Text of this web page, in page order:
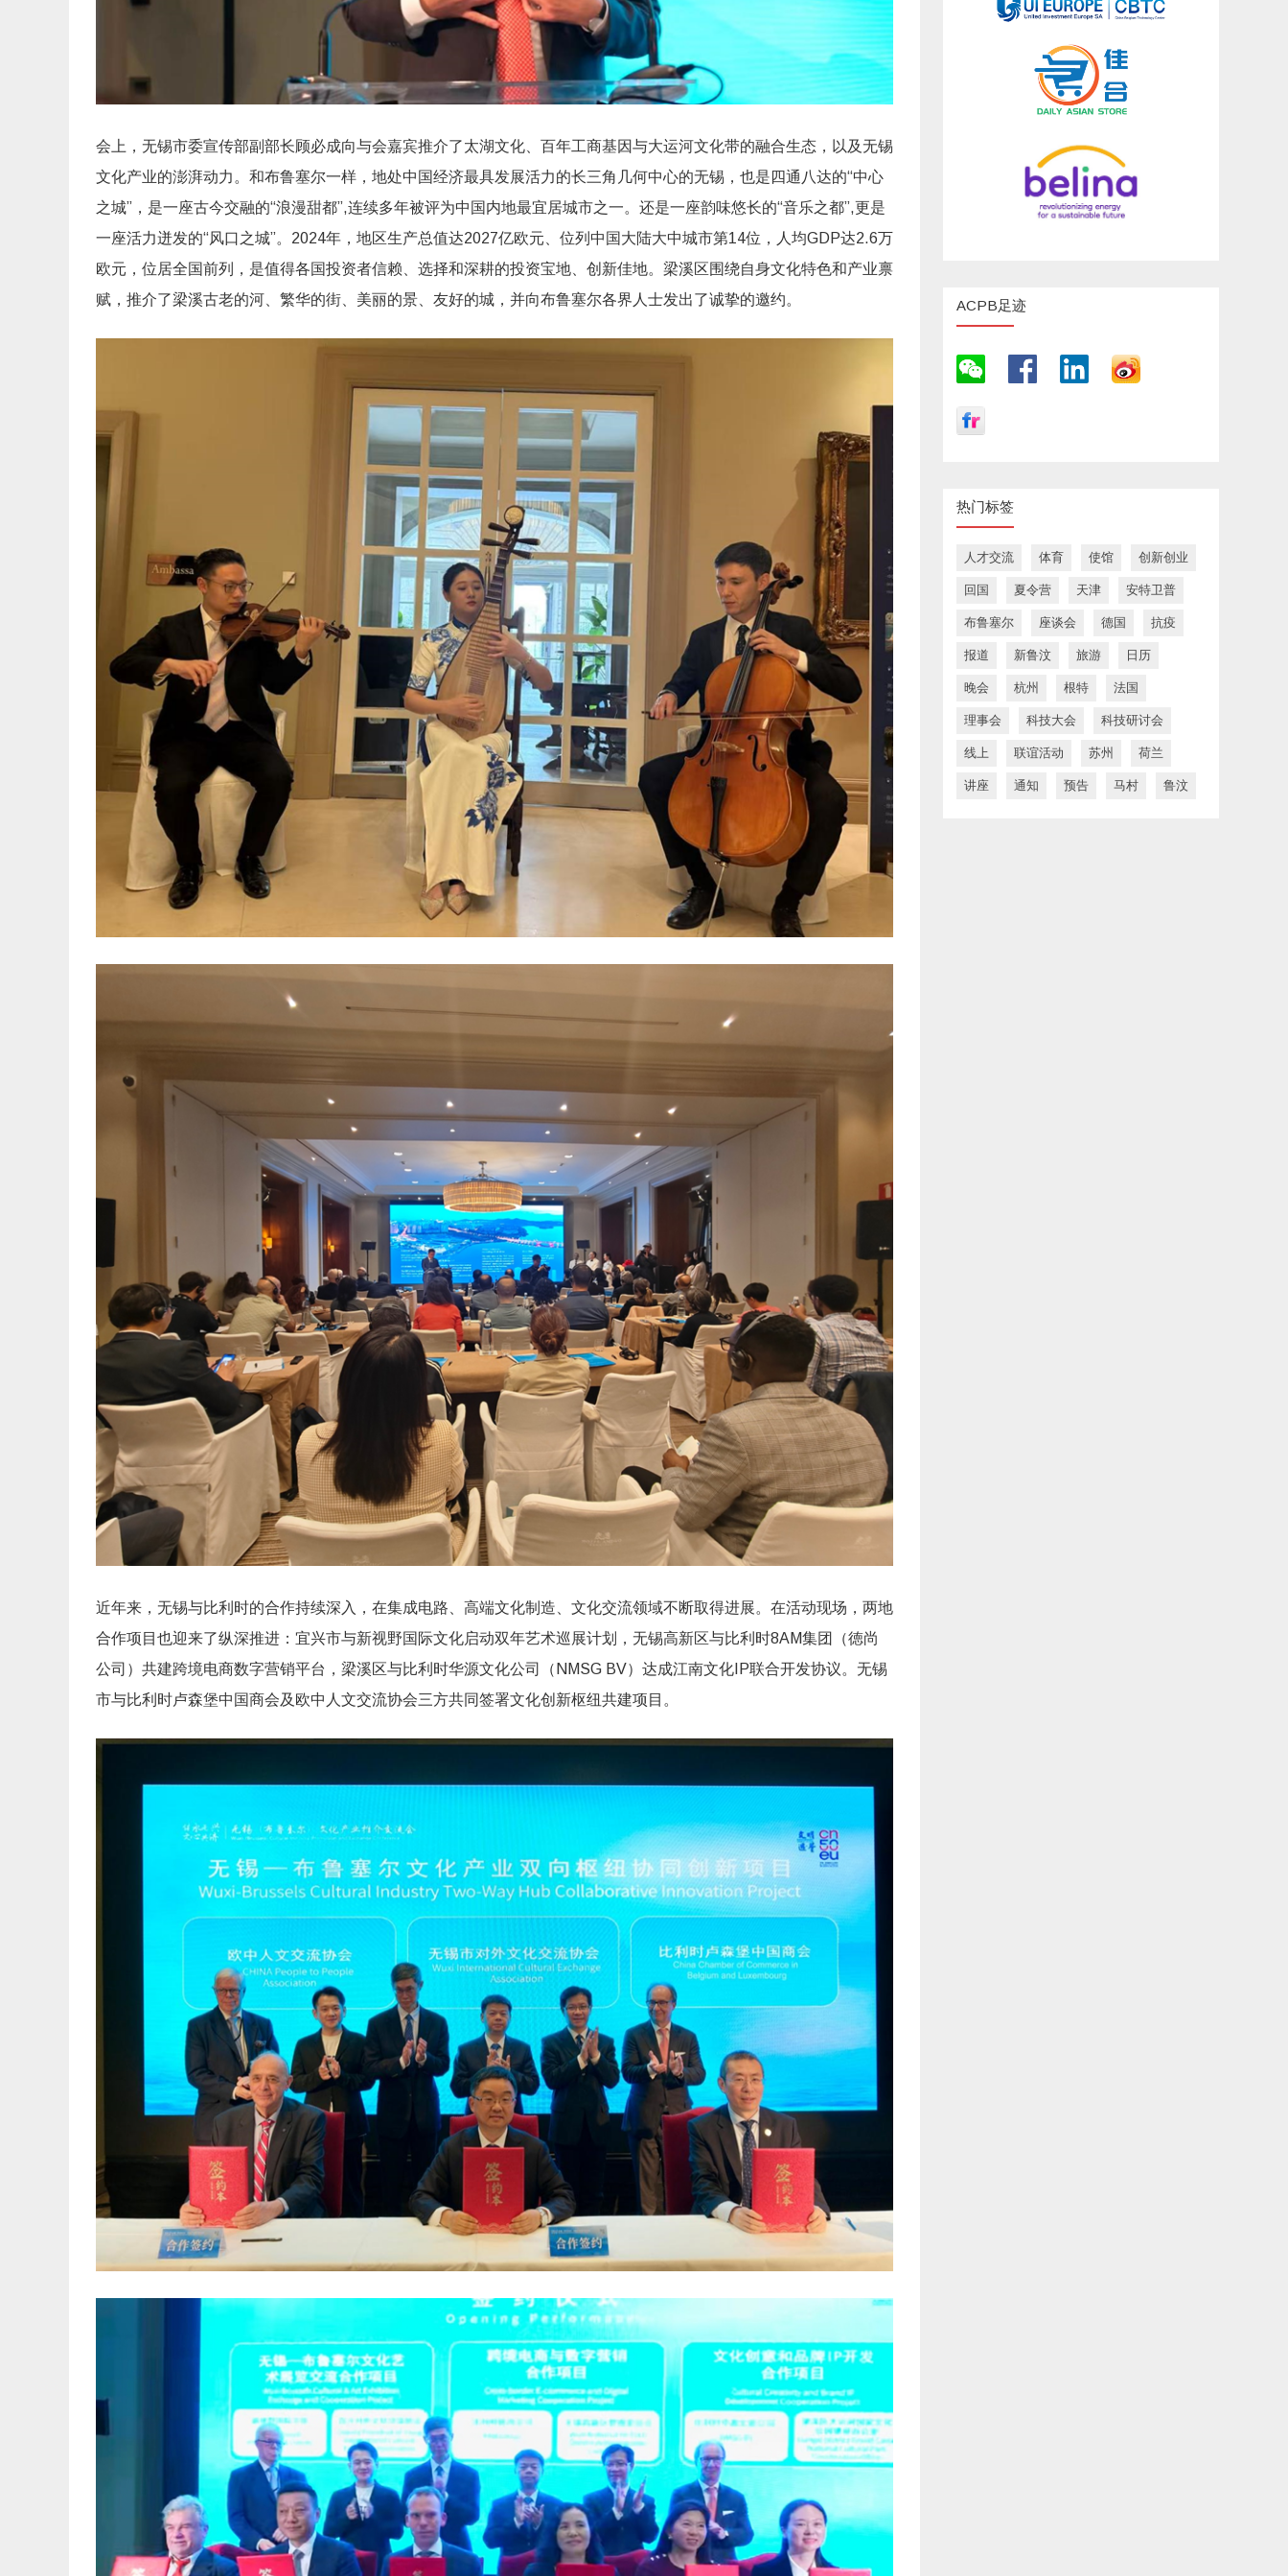
会上，无锡市委宣传部副部长顾必成向与会嘉宾推介了太湖文化、百年工商基因与大运河文化带的融合生态，以及无锡
文化产业的澎湃动力。和布鲁塞尔一样，地处中国经济最具发展活力的长三角几何中心的无锡，也是四通八达的“中心
之城”，是一座古今交融的“浪漫甜都”,连续多年被评为中国内地最宜居城市之一。还是一座韵味悠长的“音乐之都”,更是
一座活力迸发的“风口之城”。2024年，地区生产总值达2027亿欧元、位列中国大陆大中城市第14位，人均GDP达2.6万
欧元，位居全国前列，是值得各国投资者信赖、选择和深耕的投资宝地、创新佳地。梁溪区围绕自身文化特色和产业禀
赋，推介了梁溪古老的河、繁华的街、美丽的景、友好的城，并向布鲁塞尔各界人士发出了诚挚的邀约。
近年来，无锡与比利时的合作持续深入，在集成电路、高端文化制造、文化交流领域不断取得进展。在活动现场，两地
合作项目也迎来了纵深推进：宜兴市与新视野国际文化启动双年艺术巡展计划，无锡高新区与比利时8AM集团（徳尚
公司）共建跨境电商数字营销平台，梁溪区与比利时华源文化公司（NMSG BV）达成江南文化IP联合开发协议。无锡
市与比利时卢森堡中国商会及欧中人文交流协会三方共同签署文化创新枢纽共建项目。
ACPB足迹
热门标签
人才交流 体育 使馆 创新创业
回国 夏令营 天津 安特卫普
布鲁塞尔 座谈会 德国 抗疫
报道 新鲁汶 旅游 日历
晚会 杭州 根特 法国
理事会 科技大会 科技研讨会
线上 联谊活动 苏州 荷兰
讲座 通知 预告 马村 鲁汶